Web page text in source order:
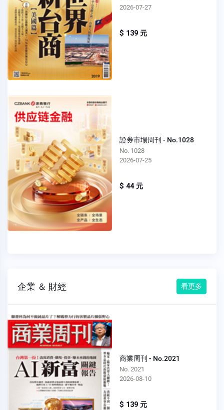
2026-07-27
$ 139 元
證券市場周刊 - No.1028
No. 1028
2026-07-25
$ 44 元
企業 ＆ 財經 看更多
商業周刊 - No.2021
No. 2021
2026-08-10
$ 139 元